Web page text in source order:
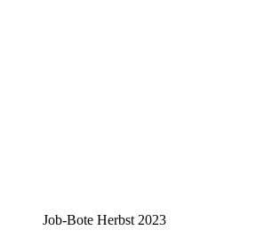
Job-Bote Herbst 2023